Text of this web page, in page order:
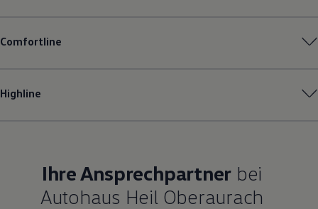
Comfortline
Highline
Ihre Ansprechpartner bei
Autohaus Heil Oberaurach